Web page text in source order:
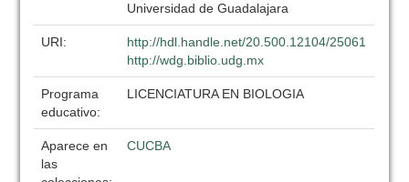
Universidad de Guadalajara
URI:
http://hdl.handle.net/20.500.12104/25061
http://wdg.biblio.udg.mx
Programa
educativo:
LICENCIATURA EN BIOLOGIA
Aparece en
las
CUCBA